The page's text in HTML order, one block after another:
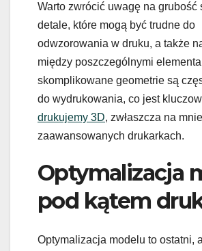
Warto zwrócić uwagę na grubość
detale, które mogą być trudne do
odwzorowania w druku, a także
między poszczególnymi
skomplikowane geometrie są
do wydrukowania, co jest
drukujemy 3D, zwłaszcza na
zaawansowanych drukarkach.
Optymalizacja
pod kątem
Optymalizacja modelu to ostatni,